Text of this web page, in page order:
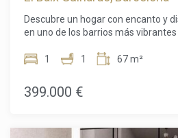
Descubre un hogar con encanto y
en uno de los barrios más vibrantes
perfección confort, modernidad y
Família, podrás disfrutar a pocos
lugares más emblemáticos, de una
1 1 67 m²
399.000 €